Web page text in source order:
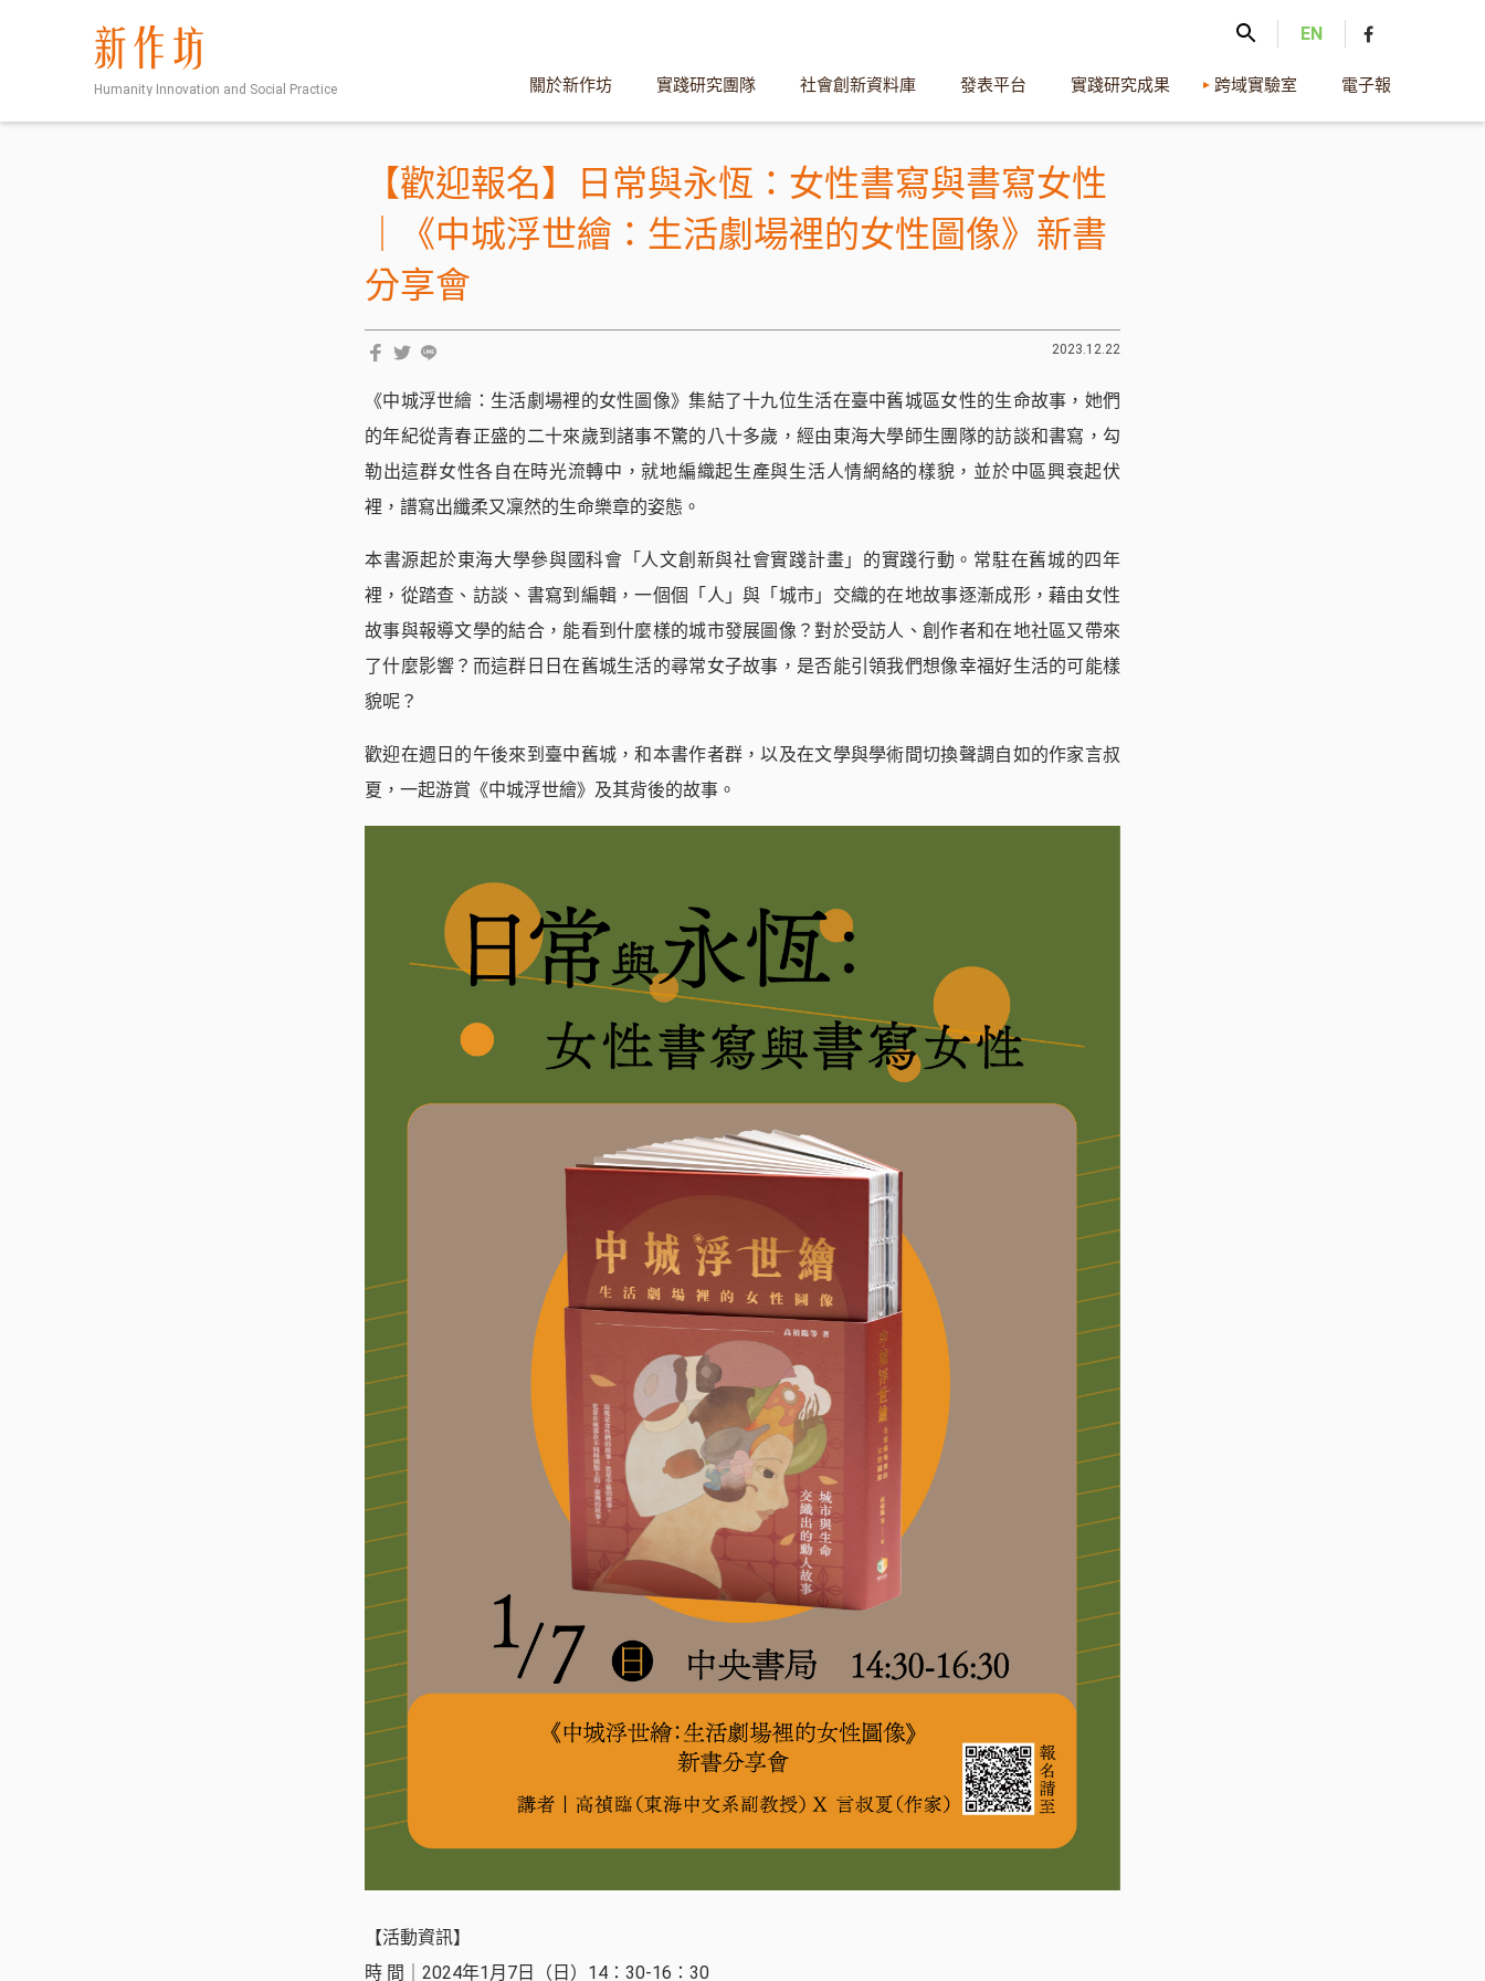
Humanity Innovation and Social Practice 關於新作坊 實踐研究團隊 社會創新資料庫 發表平台 實踐研究成果 跨域實驗室 電子報
EN
【歡迎報名】日常與永恆：女性書寫與書寫女性
｜《中城浮世繪：生活劇場裡的女性圖像》新書
分享會
2023.12.22
《中城浮世繪：生活劇場裡的女性圖像》集結了十九位生活在臺中舊城區女性的生命故事，她們
的年紀從青春正盛的二十來歲到諸事不驚的八十多歲，經由東海大學師生團隊的訪談和書寫，勾
勒出這群女性各自在時光流轉中，就地編織起生產與生活人情網絡的樣貌，並於中區興衰起伏
裡，譜寫出纖柔又凜然的生命樂章的姿態。
本書源起於東海大學參與國科會「人文創新與社會實踐計畫」的實踐行動。常駐在舊城的四年
裡，從踏查、訪談、書寫到編輯，一個個「人」與「城市」交織的在地故事逐漸成形，藉由女性
故事與報導文學的結合，能看到什麼樣的城市發展圖像？對於受訪人、創作者和在地社區又帶來
了什麼影響？而這群日日在舊城生活的尋常女子故事，是否能引領我們想像幸福好生活的可能樣
貌呢？
歡迎在週日的午後來到臺中舊城，和本書作者群，以及在文學與學術間切換聲調自如的作家言叔
夏，一起游賞《中城浮世繪》及其背後的故事。
【活動資訊】
時 間｜2024年1月7日（日）14：30-16：30